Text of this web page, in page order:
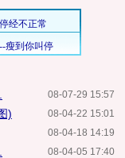
08-07-29 15:57
08-04-22 15:01
)
08-04-18 14:19
08-04-05 17:40